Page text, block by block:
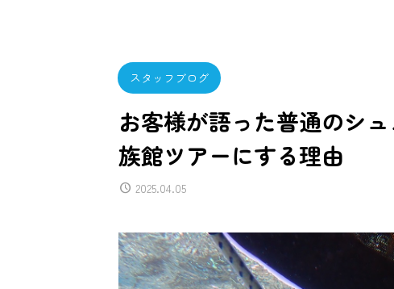
スタッフブログ
お客様が語った普通のシ
族館ツアーにする理由
2025.04.05